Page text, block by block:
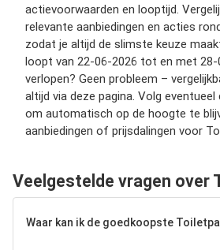
actievoorwaarden en looptijd.
relevante aanbiedingen en acties
zodat je altijd de slimste keuze
loopt van 22-06-2026 tot en met 28-
verlopen? Geen probleem –
altijd via deze pagina. Volg
om automatisch op de hoogte te
aanbiedingen of prijsdalingen voor
Veelgestelde vragen over
Waar kan ik de goedkoopste